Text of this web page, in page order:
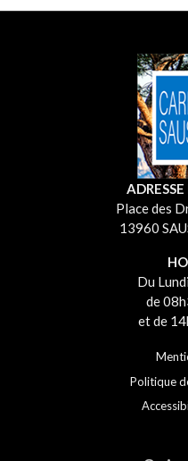
Place des
13960
Du
de
et de
Politique